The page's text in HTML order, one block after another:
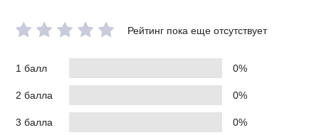
Рейтинг пока еще отсутствует
1 балл 0%
2 балла 0%
3 балла 0%